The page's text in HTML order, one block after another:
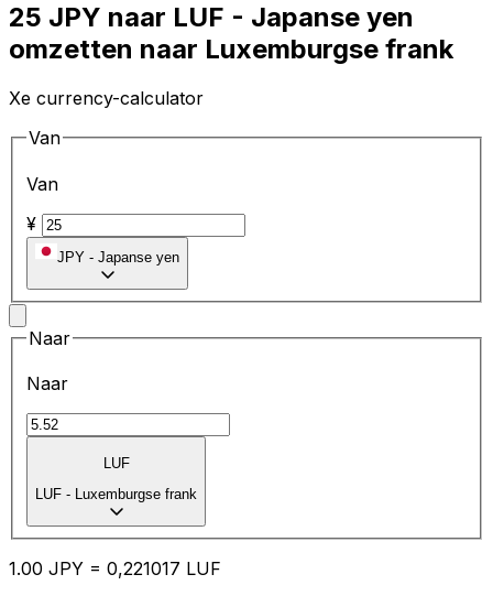
25 JPY naar LUF - Japanse yen
omzetten naar Luxemburgse frank
Xe currency-calculator
Van
Van
¥
JPY - Japanse yen
Naar
Naar
LUF
LUF - Luxemburgse frank
1.00 JPY = 0,221017 LUF